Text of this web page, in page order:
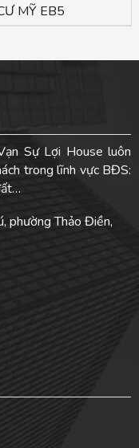
MỸ EB5
Sự Lợi House luôn
trong lĩnh vực BĐS:
phường Thảo Điền,